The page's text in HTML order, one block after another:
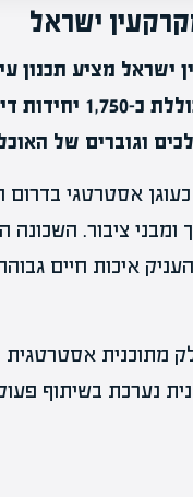
ישראל
מציע תכנון
וגוברים של
אסטרטגי בדרום
ומבני ציבור.
איכות חיים
מתוכנית
נערכת בשיתוף